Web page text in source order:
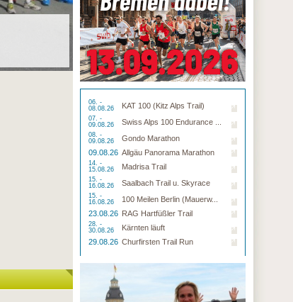
06. -
08.08.26
KAT 100 (Kitz Alps Trail)
07. -
09.08.26
Swiss Alps 100 Endurance ...
08. -
09.08.26
Gondo Marathon
09.08.26 Allgäu Panorama Marathon
14. -
15.08.26
Madrisa Trail
15. -
16.08.26
Saalbach Trail u. Skyrace
15. -
16.08.26
100 Meilen Berlin (Mauerw...
23.08.26 RAG Hartfüßler Trail
28. -
30.08.26
Kärnten läuft
29.08.26 Churfirsten Trail Run